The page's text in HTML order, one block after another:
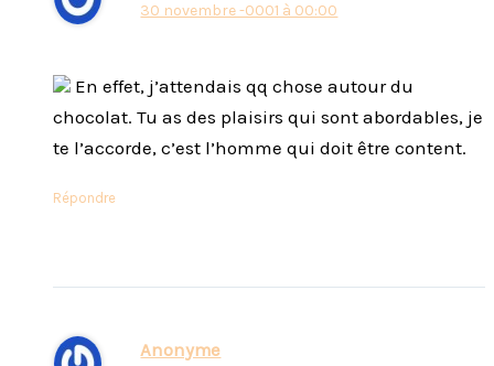
30 novembre -0001 à 00:00
En effet, j’attendais qq chose autour du
chocolat. Tu as des plaisirs qui sont abordables, je
te l’accorde, c’est l’homme qui doit être content.
Répondre
Anonyme